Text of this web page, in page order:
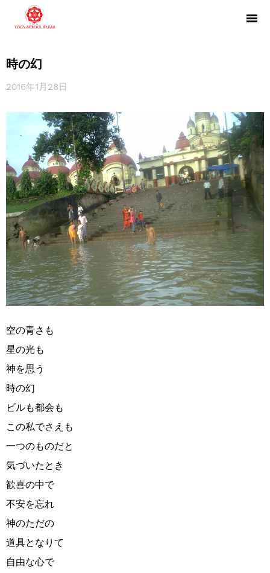
時の幻
2016年1月28日
空の青さも
星の光も
神を思う
時の幻
ビルも都会も
この私でさえも
一つのものだと
気づいたとき
歓喜の中で
不安を忘れ
神のただの
道具となりて
自由な心で